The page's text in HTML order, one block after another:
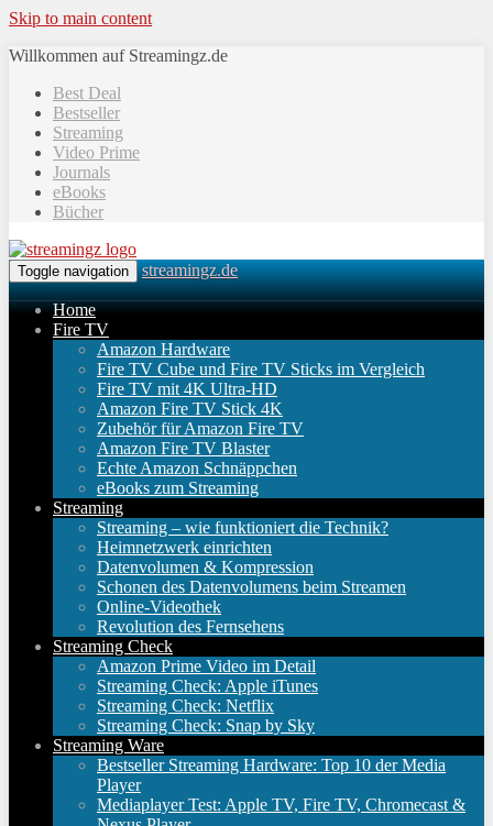
Skip to main content
Willkommen auf Streamingz.de
Best Deal
Bestseller
Streaming
Video Prime
Journals
eBooks
Bücher
Toggle navigation streamingz.de
Home
Fire TV
Amazon Hardware
Fire TV Cube und Fire TV Sticks im Vergleich
Fire TV mit 4K Ultra-HD
Amazon Fire TV Stick 4K
Zubehör für Amazon Fire TV
Amazon Fire TV Blaster
Echte Amazon Schnäppchen
eBooks zum Streaming
Streaming
Streaming – wie funktioniert die Technik?
Heimnetzwerk einrichten
Datenvolumen & Kompression
Schonen des Datenvolumens beim Streamen
Online-Videothek
Revolution des Fernsehens
Streaming Check
Amazon Prime Video im Detail
Streaming Check: Apple iTunes
Streaming Check: Netflix
Streaming Check: Snap by Sky
Streaming Ware
Bestseller Streaming Hardware: Top 10 der Media
Player
Mediaplayer Test: Apple TV, Fire TV, Chromecast &